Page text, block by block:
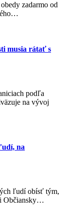
musia rátať s
na vývoj
na
Občiansky…